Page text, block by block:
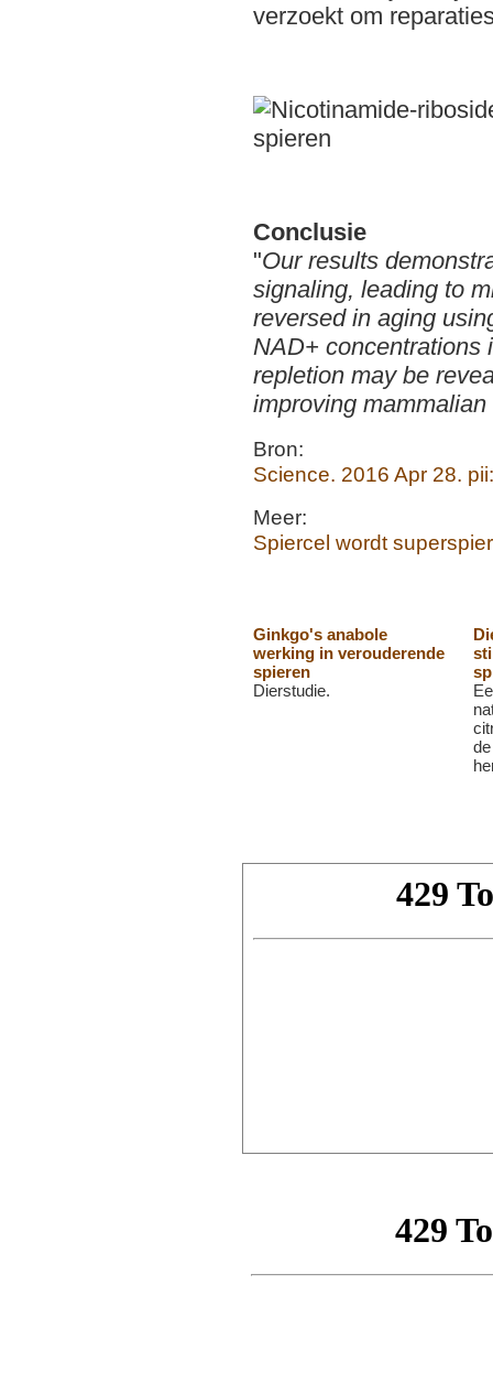
verzoekt om
Conclusie
"Our results
signaling, leading to
reversed in aging
NAD+ concentrations
repletion may be
improving
Bron:
Science. 2016 Apr 28.
Meer:
Spiercel wordt
Ginkgo's anabole
werking in verouderende
spieren
Dierstudie.